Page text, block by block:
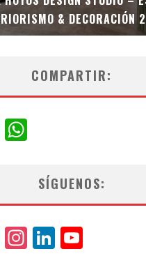
& DECORACIÓN
COMPARTIR:
Twitter
SÍGUENOS:
Twitter
Instagram
LinkedIn